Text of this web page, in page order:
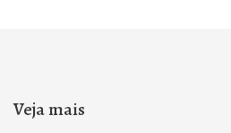
Veja mais